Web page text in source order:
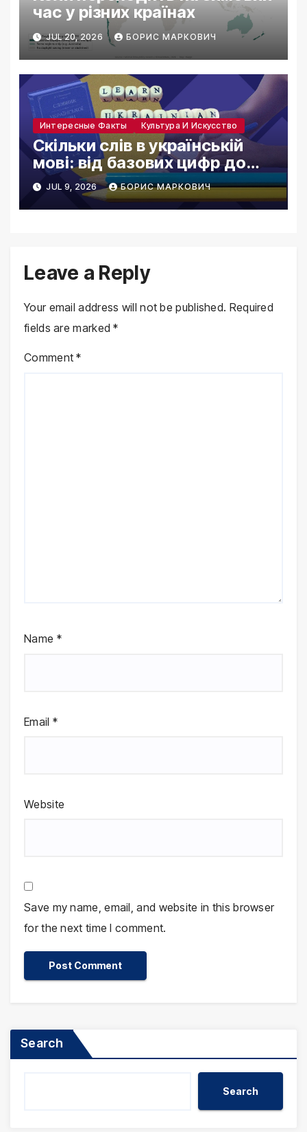
час у різних країнах
JUL 20, 2026 БОРИС МАРКОВИЧ
Интересные Факты Культура И Искусство
Скільки слів в українській
мові: від базових цифр до
скарбів лексикону
JUL 9, 2026 БОРИС МАРКОВИЧ
Leave a Reply
Your email address will not be published. Required
fields are marked*
Comment*
Name *
Email *
Website
Save my name, email, and website in this browser
for the next time I comment.
Search
Search